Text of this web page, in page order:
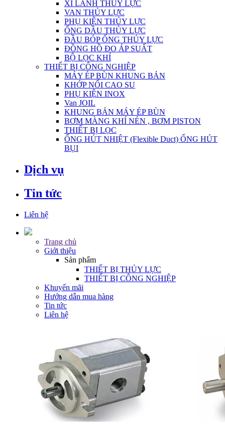
XI LANH THỦY LỰC
VAN THỦY LỰC
PHỤ KIỆN THỦY LỰC
ỐNG DẦU THỦY LỰC
ĐẦU BÓP ỐNG THỦY LỰC
ĐỒNG HỒ ĐO ÁP SUẤT
BỘ LỌC KHÍ
THIẾT BỊ CÔNG NGHIỆP
MÁY ÉP BÙN KHUNG BẢN
KHỚP NỐI CAO SU
PHỤ KIỆN INOX
Van JOIL
KHUNG BẢN MÁY ÉP BÙN
BƠM MÀNG KHÍ NÉN , BƠM PISTON
THIẾT BỊ LỌC
ỐNG HÚT NHIỆT (Flexible Duct) ỐNG HÚT
BỤI
Dịch vụ
Tin tức
Liên hệ
Trang chủ
Giới thiệu
Sản phẩm
THIẾT BỊ THỦY LỰC
THIẾT BỊ CÔNG NGHIỆP
Khuyến mãi
Hướng dẫn mua hàng
Tin tức
Liên hệ